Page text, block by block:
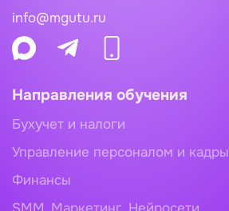
info@mgutu.ru
Направления обучения
Бухучет и налоги
Управление персоналом и кадры
Финансы